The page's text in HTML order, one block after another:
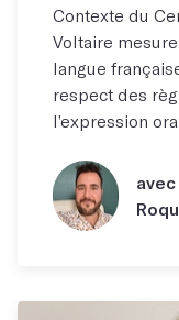
Contexte du
Voltaire
langue
respect des
l’expression